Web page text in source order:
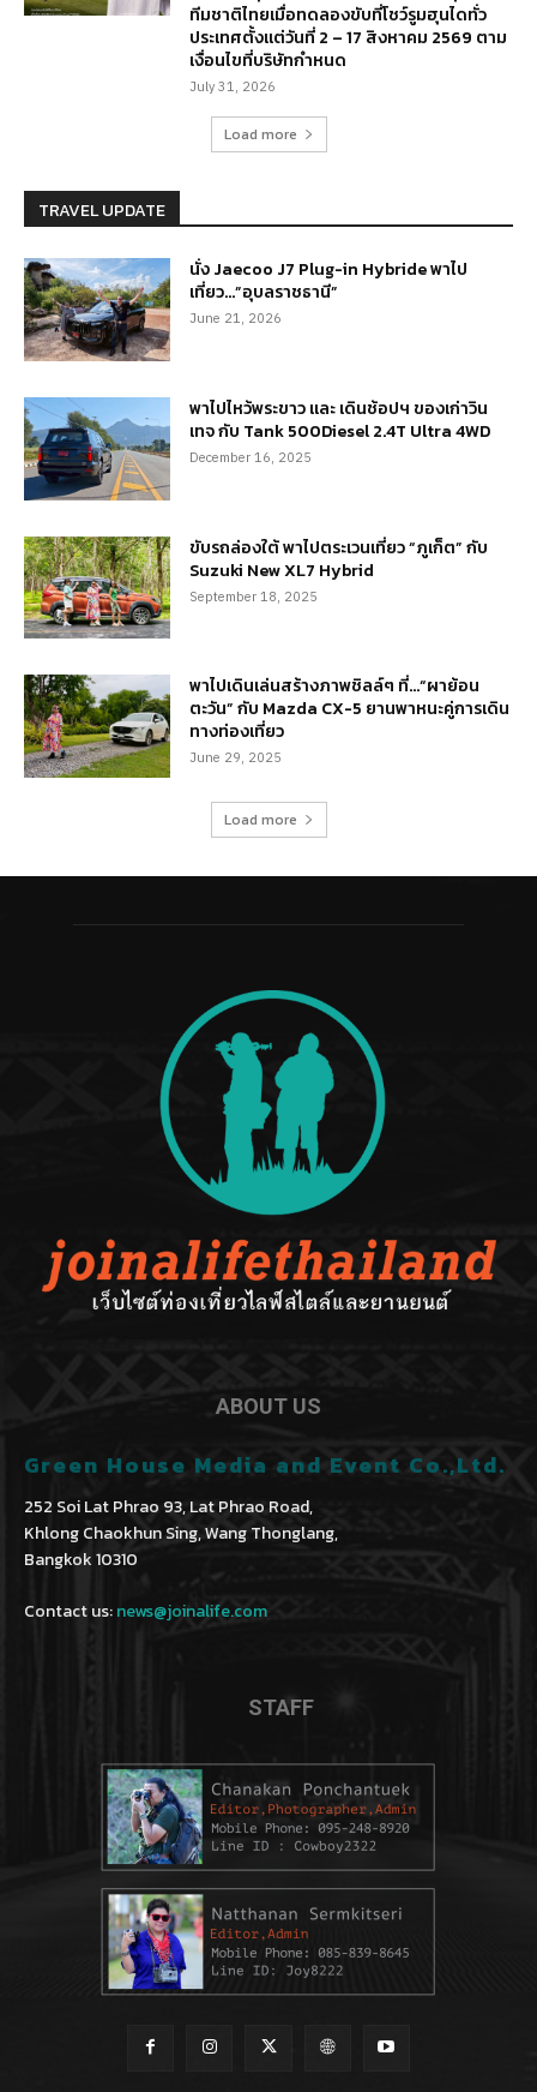
ทีมชาติไทยเมื่อทดลองขับที่โชว์รูมฮุนไดทั่ว
ประเทศตั้งแต่วันที่ 2 – 17 สิงหาคม 2569 ตาม
เงื่อนไขที่บริษัทกำหนด
July 31, 2026
Load more
TRAVEL UPDATE
นั่ง Jaecoo J7 Plug-in Hybride พาไป
เที่ยว…”อุบลราชธานี”
June 21, 2026
พาไปไหว้พระขาว และ เดินช้อปฯ ของเก่าวิน
เทจ กับ Tank 500Diesel 2.4T Ultra 4WD
December 16, 2025
ขับรถล่องใต้ พาไปตระเวนเที่ยว “ภูเก็ต” กับ
Suzuki New XL7 Hybrid
September 18, 2025
พาไปเดินเล่นสร้างภาพชิลล์ๆ ที่…“ผาย้อน
ตะวัน” กับ Mazda CX-5 ยานพาหนะคู่การเดิน
ทางท่องเที่ยว
June 29, 2025
Load more
ABOUT US
Green House Media and Event Co.,Ltd.
252 Soi Lat Phrao 93, Lat Phrao Road,
Khlong Chaokhun Sing, Wang Thonglang,
Bangkok 10310
Contact us:news@joinalife.com
STAFF